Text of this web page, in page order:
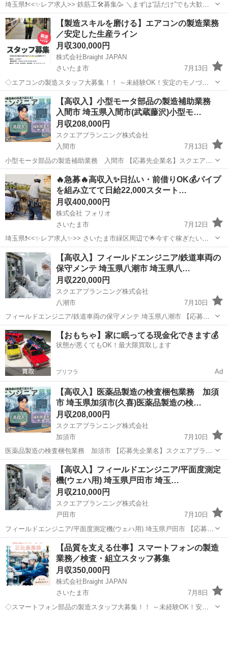
埼玉県❗️<<✨レア求人>> 鉄筋工🛠️募集🥳 ＼まずは“話だけ”でも大歓
迎！／ 「雰囲気合うかな…」 「続けられるか分からない」 ⏩そのま
までOK。 うちはいきなり決めなくていい職場です‼️✨ 【...
埼玉 川越市 その他 レア
【製造スキルを磨ける】エアコンの製造業務
／安定した生産ライン
月収300,000円
株式会社Braight JAPAN
さいたま市
7月13日
◇エアコンの製造スタッフ大募集！！ ～未経験OK！安定のモノづく
りワーク～ 📌 たった10秒でわかる！このお仕事のポイント☝ ✅ 未経
験から“手に職”がつけられる！ ✅ コツコツ・モクモク作業が好きな方
にぴったり...
埼玉 さいたま市 その他 未経験
【高収入】小型モータ部品の製造補助業務
入間市 埼玉県入間市(武蔵藤沢)小型モ…
月収208,000円
スクエアプランニング株式会社
入間市
7月13日
小型モータ部品の製造補助業務 入間市 【応募先企業名】スクエアプ
ランニング株式会社 【雇用形態】正社員【人材紹介】 【職種】自動車
業界以外(製造・部品組立・加工) 【応募資格】 ・年齢要件: ～ 60歳 ・
日本語ネイティブ...
埼玉 入間市 その他 業務
🔥急募🔥高収入✨日払い・前借りOK💰パイプ
を組み立てて日給22,000スタート…
月収400,000円
株式会社 フォリオ
さいたま市
7月12日
埼玉県❗️<<✨レア求人✨>> さいたま市緑区周辺で🌟今すぐ稼ぎたい方
募集🌟 ✅ 日払い、前借りあり‼️ ✅ 社宅完備＆生活サポートも充実！🙌
✅ 希望者は夜勤あり！短時間で収入UP💪 ✨🌟この求人...
埼玉 さいたま市 その他
【高収入】フィールドエンジニア/鉄道車両の
保守メンテ 埼玉県八潮市 埼玉県八…
月収220,000円
スクエアプランニング株式会社
八潮市
7月10日
フィールドエンジニア/鉄道車両の保守メンテ 埼玉県八潮市 【応募先
企業名】スクエアプランニング株式会社 【雇用形態】正社員【人材紹
介】 【職種】整備士等の整備関連 【応募資格】 ・年齢要件: ～ 60歳
・日本語ネイティ...
埼玉 八潮市 その他 業務
【おもちゃ】家に眠ってる現金化できます💰
状態が悪くてもOK！最大限買取します
プリフラ Ad
【高収入】医薬品製造の検査梱包業務 加須
市 埼玉県加須市(久喜)医薬品製造の検…
月収208,000円
スクエアプランニング株式会社
加須市
7月10日
医薬品製造の検査梱包業務 加須市 【応募先企業名】スクエアプラン
ニング株式会社 【雇用形態】正社員【人材紹介】 【職種】自動車業界
以外(製造・部品組立・加工) 【応募資格】 ・年齢要件: ～ 60歳 ・日本
語ネイティブレベ...
埼玉 加須市 その他
【高収入】フィールドエンジニア/平面度測定
機(ウェハ用) 埼玉県戸田市 埼玉…
月収210,000円
スクエアプランニング株式会社
戸田市
7月10日
フィールドエンジニア/平面度測定機(ウェハ用) 埼玉県戸田市 【応募先
企業名】スクエアプランニング株式会社 【雇用形態】正社員【人材紹
介】 【職種】整備士等の整備関連 【応募資格】 ・年齢要件: ～ 60歳
・日本語ネイ...
埼玉 戸田市 その他
【品質を支える仕事】スマートフォンの製造
業務／検査・組立スタッフ募集
月収350,000円
株式会社Braight JAPAN
さいたま市
7月8日
◇スマートフォン部品の製造スタッフ大募集！！ ～未経験OK！安定